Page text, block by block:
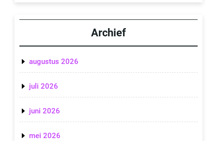
Archief
augustus 2026
juli 2026
juni 2026
mei 2026